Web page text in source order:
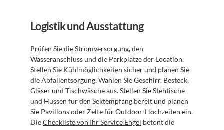
Logistik und Ausstattung
Prüfen Sie die Stromversorgung, den
Wasseranschluss und die Parkplätze der Location.
Stellen Sie Kühlmöglichkeiten sicher und planen Sie
die Abfallentsorgung. Wählen Sie Geschirr, Besteck,
Gläser und Tischwäsche aus. Stellen Sie Stehtische
und Hussen für den Sektempfang bereit und planen
Sie Pavillons oder Zelte für Outdoor-Hochzeiten ein.
Die Checkliste von Ihr Service Engel betont die